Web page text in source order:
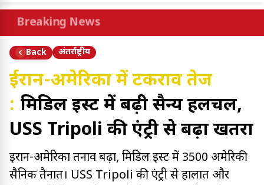
Breaking News
Back अंतर्राष्ट्रीय
ईरान-अमेरिका में टकराव तेज
: मिडिल ईस्ट में बढ़ी सैन्य हलचल,
USS Tripoli की एंट्री से बढ़ा खतरा
ईरान-अमेरिका तनाव बढ़ा, मिडिल ईस्ट में 3500 अमेरिकी
सैनिक तैनात। USS Tripoli की एंट्री से हालात और